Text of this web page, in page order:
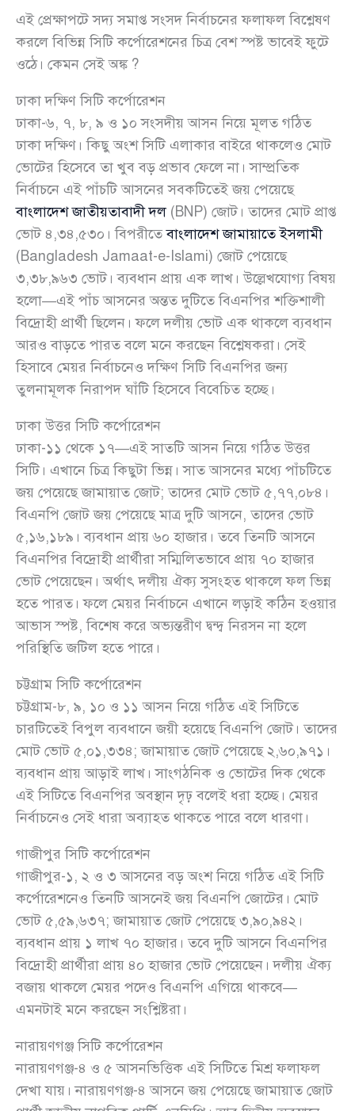
এই প্রেক্ষাপটে সদ্য সমাপ্ত সংসদ নির্বাচনের ফলাফল বিশ্লেষণ
করলে বিভিন্ন সিটি কর্পোরেশনের চিত্র বেশ স্পষ্ট ভাবেই ফুটে
ওঠে। কেমন সেই অঙ্ক ?
ঢাকা দক্ষিণ সিটি কর্পোরেশন
ঢাকা-৬, ৭, ৮, ৯ ও ১০ সংসদীয় আসন নিয়ে মূলত গঠিত
ঢাকা দক্ষিণ। কিছু অংশ সিটি এলাকার বাইরে থাকলেও মোট
ভোটের হিসেবে তা খুব বড় প্রভাব ফেলে না। সাম্প্রতিক
নির্বাচনে এই পাঁচটি আসনের সবকটিতেই জয় পেয়েছে
বাংলাদেশ জাতীয়তাবাদী দল(BNP) জোট। তাদের মোট প্রাপ্ত
ভোট ৪,৩৪,৫৩০। বিপরীতেবাংলাদেশ জামায়াতে ইসলামী
(Bangladesh Jamaat-e-Islami) জোট পেয়েছে
৩,৩৮,৯৬৩ ভোট। ব্যবধান প্রায় এক লাখ। উল্লেখযোগ্য বিষয়
হলো—এই পাঁচ আসনের অন্তত দুটিতে বিএনপির শক্তিশালী
বিদ্রোহী প্রার্থী ছিলেন। ফলে দলীয় ভোট এক থাকলে ব্যবধান
আরও বাড়তে পারত বলে মনে করছেন বিশ্লেষকরা। সেই
হিসাবে মেয়র নির্বাচনেও দক্ষিণ সিটি বিএনপির জন্য
তুলনামূলক নিরাপদ ঘাঁটি হিসেবে বিবেচিত হচ্ছে।
ঢাকা উত্তর সিটি কর্পোরেশন
ঢাকা-১১ থেকে ১৭—এই সাতটি আসন নিয়ে গঠিত উত্তর
সিটি। এখানে চিত্র কিছুটা ভিন্ন। সাত আসনের মধ্যে পাঁচটিতে
জয় পেয়েছে জামায়াত জোট; তাদের মোট ভোট ৫,৭৭,০৮৪।
বিএনপি জোট জয় পেয়েছে মাত্র দুটি আসনে, তাদের ভোট
৫,১৬,১৮৯। ব্যবধান প্রায় ৬০ হাজার। তবে তিনটি আসনে
বিএনপির বিদ্রোহী প্রার্থীরা সম্মিলিতভাবে প্রায় ৭০ হাজার
ভোট পেয়েছেন। অর্থাৎ দলীয় ঐক্য সুসংহত থাকলে ফল ভিন্ন
হতে পারত। ফলে মেয়র নির্বাচনে এখানে লড়াই কঠিন হওয়ার
আভাস স্পষ্ট, বিশেষ করে অভ্যন্তরীণ দ্বন্দ্ব নিরসন না হলে
পরিস্থিতি জটিল হতে পারে।
চট্টগ্রাম সিটি কর্পোরেশন
চট্টগ্রাম-৮, ৯, ১০ ও ১১ আসন নিয়ে গঠিত এই সিটিতে
চারটিতেই বিপুল ব্যবধানে জয়ী হয়েছে বিএনপি জোট। তাদের
মোট ভোট ৫,০১,৩৩৪; জামায়াত জোট পেয়েছে ২,৬০,৯৭১।
ব্যবধান প্রায় আড়াই লাখ। সাংগঠনিক ও ভোটের দিক থেকে
এই সিটিতে বিএনপির অবস্থান দৃঢ় বলেই ধরা হচ্ছে। মেয়র
নির্বাচনেও সেই ধারা অব্যাহত থাকতে পারে বলে ধারণা।
গাজীপুর সিটি কর্পোরেশন
গাজীপুর-১, ২ ও ৩ আসনের বড় অংশ নিয়ে গঠিত এই সিটি
কর্পোরেশনেও তিনটি আসনেই জয় বিএনপি জোটের। মোট
ভোট ৫,৫৯,৬৩৭; জামায়াত জোট পেয়েছে ৩,৯০,৯৪২।
ব্যবধান প্রায় ১ লাখ ৭০ হাজার। তবে দুটি আসনে বিএনপির
বিদ্রোহী প্রার্থীরা প্রায় ৪০ হাজার ভোট পেয়েছেন। দলীয় ঐক্য
বজায় থাকলে মেয়র পদেও বিএনপি এগিয়ে থাকবে—
এমনটাই মনে করছেন সংশ্লিষ্টরা।
নারায়ণগঞ্জ সিটি কর্পোরেশন
নারায়ণগঞ্জ-৪ ও ৫ আসনভিত্তিক এই সিটিতে মিশ্র ফলাফল
দেখা যায়। নারায়ণগঞ্জ-৪ আসনে জয় পেয়েছে জামায়াত জোট